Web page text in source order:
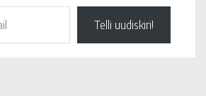
Telli uudiskiri!